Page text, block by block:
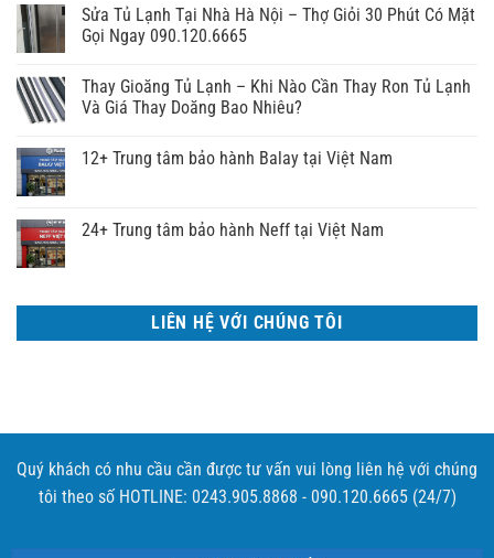
Sửa Tủ Lạnh Tại Nhà Hà Nội – Thợ Giỏi 30 Phút Có Mặt
Gọi Ngay 090.120.6665
Thay Gioăng Tủ Lạnh – Khi Nào Cần Thay Ron Tủ Lạnh
Và Giá Thay Doăng Bao Nhiêu?
12+ Trung tâm bảo hành Balay tại Việt Nam
24+ Trung tâm bảo hành Neff tại Việt Nam
LIÊN HỆ VỚI CHÚNG TÔI
Quý khách có nhu cầu cần được tư vấn vui lòng liên hệ với chúng
tôi theo số HOTLINE: 0243.905.8868 - 090.120.6665 (24/7)